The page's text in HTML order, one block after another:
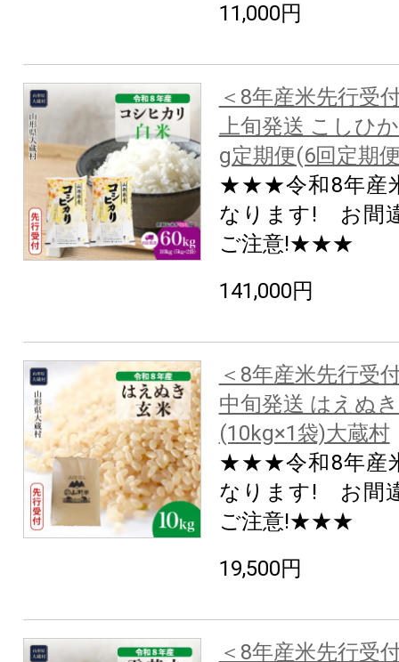
11,000円
＜8年産米先行受
上旬発送 こしひ
g定期便(6回定期
★★★令和8年産
なります! お間
ご注意!★★★
141,000円
＜8年産米先行受
中旬発送 はえぬ
(10kg×1袋)大蔵村
★★★令和8年産
なります! お間
ご注意!★★★
19,500円
＜8年産米先行受